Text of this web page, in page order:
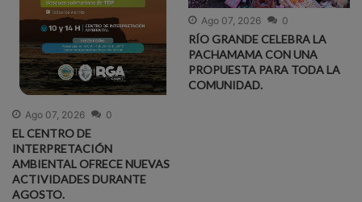
Ago 07, 2026 0
EL CENTRO DE
INTERPRETACIÓN
AMBIENTAL OFRECE NUEVAS
ACTIVIDADES DURANTE
AGOSTO.
Ago 07, 2026 0
RÍO GRANDE CELEBRA LA
PACHAMAMA CON UNA
PROPUESTA PARA TODA LA
COMUNIDAD.